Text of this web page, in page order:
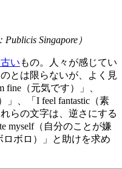
Publicis Singapore ）
い もの。人々が感じてい
とは限らないが、よく見
fine（元気です）」、
」、「I feel fantastic（素
らの文字は、逆さにする
myself（自分のことが嫌
ロボロ）」と助けを求め